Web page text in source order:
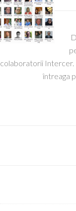
colaboratorii Intercer.
întreaga